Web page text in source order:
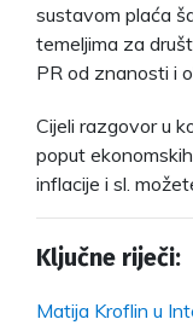
sustavom plaća
temeljima za
PR od znanosti i
Cijeli razgovor u
poput
inflacije i sl.
Ključne riječi:
Matija Kroflin u